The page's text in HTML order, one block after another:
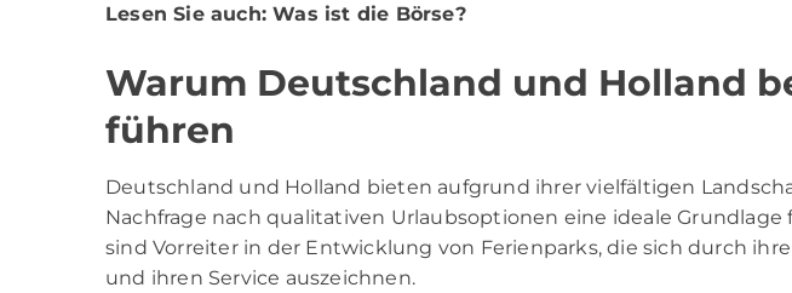
Lesen Sie auch:Was ist die Börse?
Warum Deutschland und Holland
führen
Deutschland und Holland bieten aufgrund ihrer vielfältigen
Nachfrage nach qualitativen Urlaubsoptionen eine ideale Grundlage
sind Vorreiter in der Entwicklung von Ferienparks, die sich durch
und ihren Service auszeichnen.